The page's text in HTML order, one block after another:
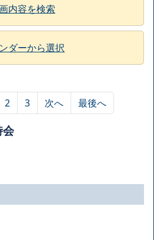
内容を検索
ダーから選択
2 3 次へ 最後へ
会